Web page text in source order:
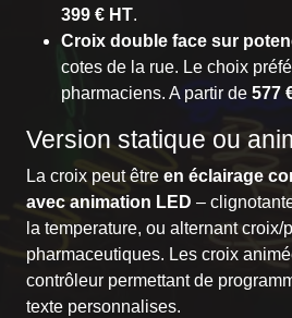
399 € HT.
Croix double face sur
cotes de la rue. Le choix
pharmaciens. A partir de 577
Version statique ou
La croix peut être en éclairage
avec animation LED –
la temperature, ou alternant croix/
pharmaceutiques. Les croix
contrôleur permettant de
texte personnalises.